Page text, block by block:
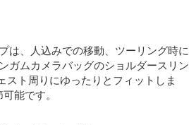
は、人込みでの移動、ツーリング時に
ガムカメラバッグのショルダースリン
ト周りにゆったりとフィットしま
能です。